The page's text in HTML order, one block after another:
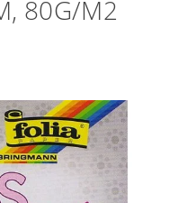
80G/M2